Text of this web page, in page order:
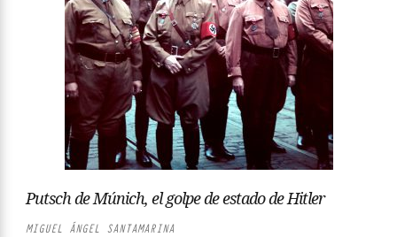
Putsch de Múnich, el golpe de estado de Hitler
MIGUEL ÁNGEL SANTAMARINA